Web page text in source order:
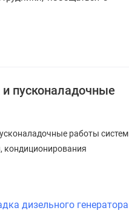
пусконаладочные
работы систем
кондиционирования
дизельного генератора